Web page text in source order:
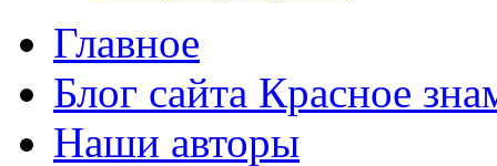
Главное
Блог сайта Красное
Наши авторы